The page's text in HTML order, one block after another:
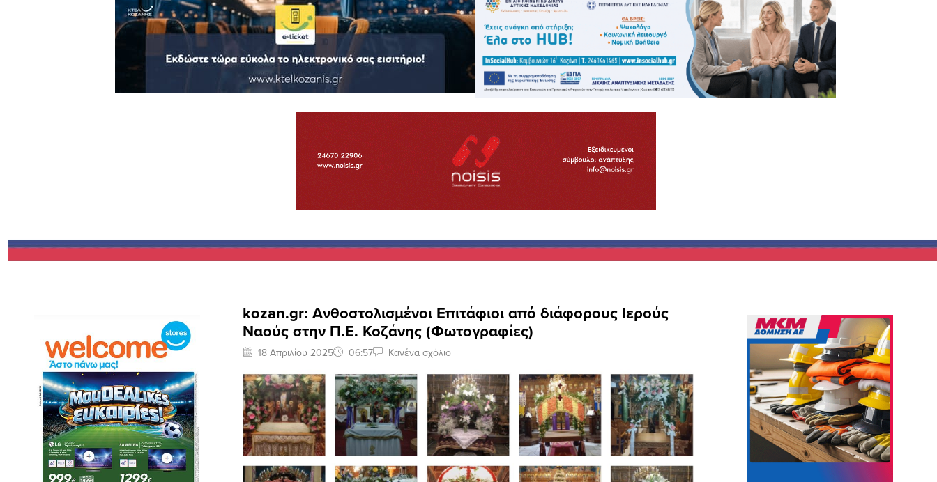
kozan.gr: Ανθοστολισμένοι Επιτάφιοι από διάφορους Ιερούς
Ναούς στην Π.Ε. Κοζάνης (Φωτογραφίες)
18 Απριλίου 2025 06:57 Κανένα σχόλιο